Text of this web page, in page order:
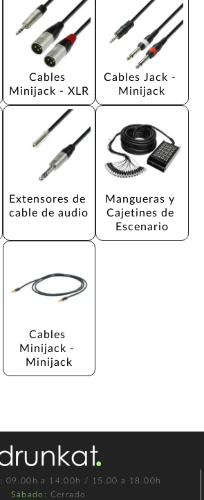
Cables
Minijack - XLR
Cables Jack -
Minijack
Extensores de
cable de audio
Mangueras y
Cajetines de
Escenario
Cables
Minijack -
Minijack
: 09.00h a 14.00h / 15.00 a 18.00h
Sábado : Cerrado